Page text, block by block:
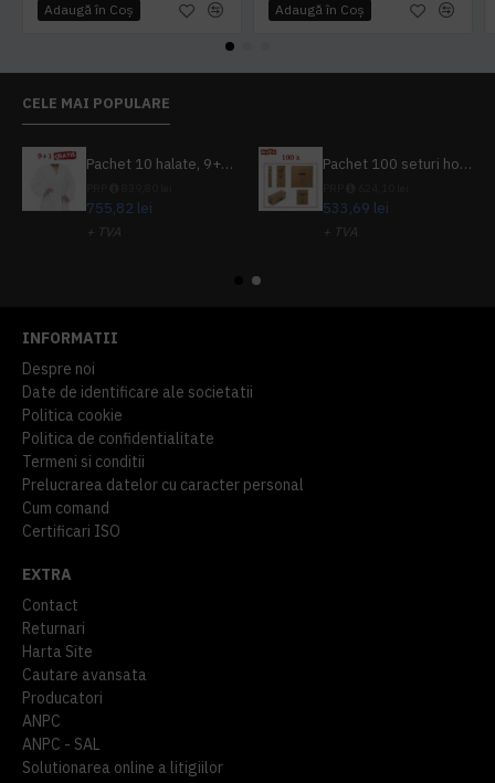
Adaugă în Coş Adaugă în Coş
CELE MAI POPULARE
Pachet 10 halate, 9+1 gratuit
755,82 lei
+ TVA
Pachet 100 seturi hoteliere, set dentar, set barbierit, casca de dus, pila unghii, set cusut
533,69 lei
+ TVA
INFORMATII
Despre noi
Date de identificare ale societatii
Politica cookie
Politica de confidentialitate
Termeni si conditii
Prelucrarea datelor cu caracter personal
Cum comand
Certificari ISO
EXTRA
Contact
Returnari
Harta Site
Cautare avansata
Producatori
ANPC
ANPC - SAL
Solutionarea online a litigiilor